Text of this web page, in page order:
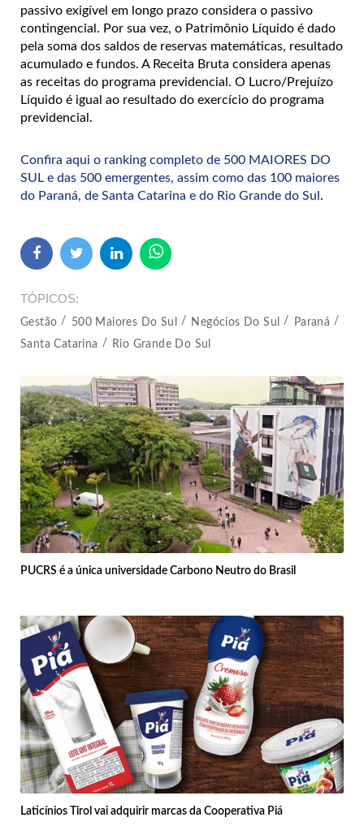
passivo exigível em longo prazo considera o passivo
contingencial. Por sua vez, o Patrimônio Líquido é dado
pela soma dos saldos de reservas matemáticas, resultado
acumulado e fundos. A Receita Bruta considera apenas
as receitas do programa previdencial. O Lucro/Prejuízo
Líquido é igual ao resultado do exercício do programa
previdencial.
Confira aqui o ranking completo de 500 MAIORES DO
SUL e das 500 emergentes, assim como das 100 maiores
do Paraná, de Santa Catarina e do Rio Grande do Sul.
TÓPICOS
Gestão 500 Maiores Do Sul Negócios Do Sul
Paraná
Santa Catarina
Rio Grande Do Sul
PUCRS é a única universidade Carbono Neutro do Brasil
Laticínios Tirol vai adquirir marcas da Cooperativa Piá